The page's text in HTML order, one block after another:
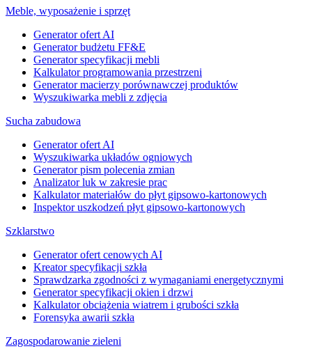
Meble, wyposażenie i sprzęt
Generator ofert AI
Generator budżetu FF&E
Generator specyfikacji mebli
Kalkulator programowania przestrzeni
Generator macierzy porównawczej produktów
Wyszukiwarka mebli z zdjęcia
Sucha zabudowa
Generator ofert AI
Wyszukiwarka układów ogniowych
Generator pism polecenia zmian
Analizator luk w zakresie prac
Kalkulator materiałów do płyt gipsowo-kartonowych
Inspektor uszkodzeń płyt gipsowo-kartonowych
Szklarstwo
Generator ofert cenowych AI
Kreator specyfikacji szkła
Sprawdzarka zgodności z wymaganiami energetycznymi
Generator specyfikacji okien i drzwi
Kalkulator obciążenia wiatrem i grubości szkła
Forensyka awarii szkła
Zagospodarowanie zieleni